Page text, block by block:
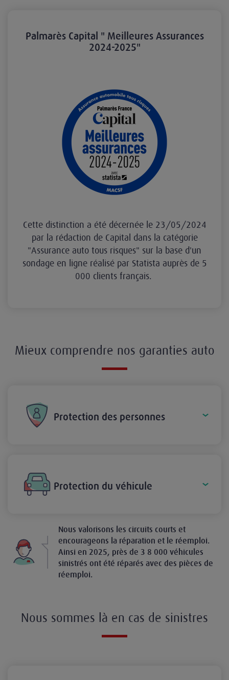
Palmarès Capital " Meilleures Assurances
2024-2025"
Cette distinction a été décernée le 23/05/2024
par la rédaction de Capital dans la catégorie
"Assurance auto tous risques" sur la base d'un
sondage en ligne réalisé par Statista auprès de 5
000 clients français.
Mieux comprendre nos garanties auto
Protection des personnes
Protection du véhicule
Nous valorisons les circuits courts et
encourageons la réparation et le réemploi.
Ainsi en 2025, près de 3 8 000 véhicules
sinistrés ont été réparés avec des pièces de
réemploi.
Nous sommes là en cas de sinistres